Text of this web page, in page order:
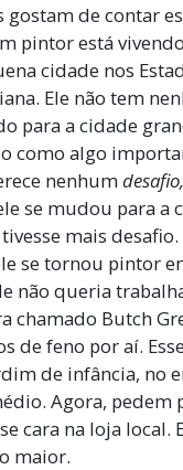
gostam de contar
pintor está
cidade nos
Ele não tem
para a cidade
como algo
nenhumdesafio,
se mudou para a
mais desafio.
se tornou pintor
não queria
chamado Butch
de feno por aí.
de infância, no
Agora, pedem
cara na loja local.
maior.